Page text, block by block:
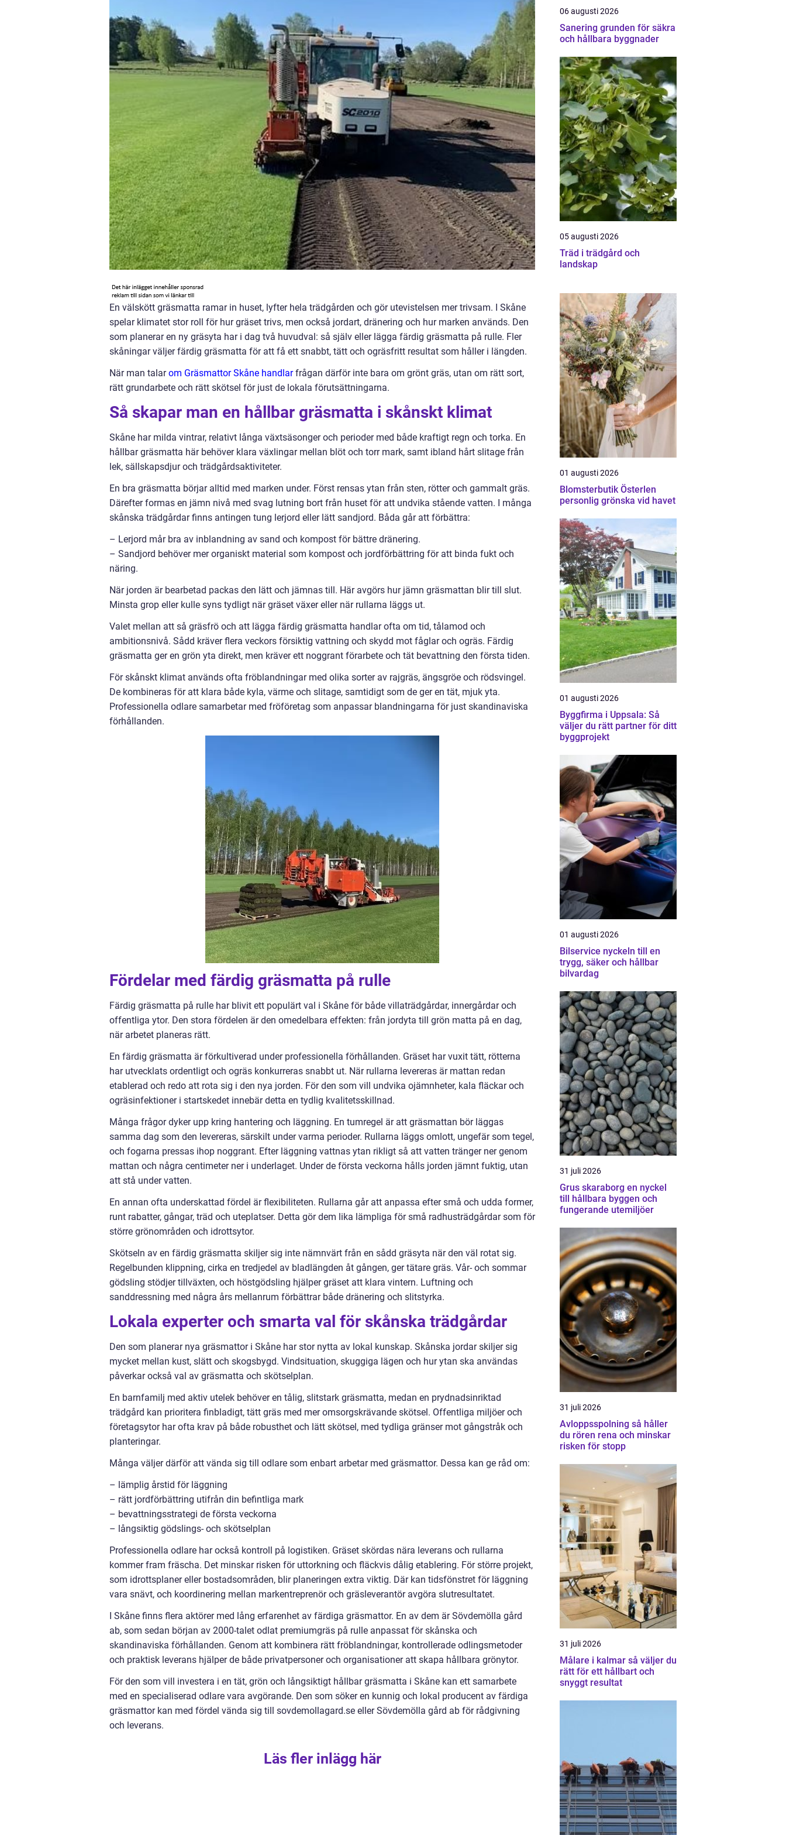
En välskött gräsmatta ramar in huset, lyfter hela trädgården och gör utevistelsen mer trivsam. I Skåne
spelar klimatet stor roll för hur gräset trivs, men också jordart, dränering och hur marken används. Den
som planerar en ny gräsyta har i dag två huvudval: så själv eller lägga färdig gräsmatta på rulle. Fler
skåningar väljer färdig gräsmatta för att få ett snabbt, tätt och ogräsfritt resultat som håller i längden.
När man talarom Gräsmattor Skåne handlarfrågan därför inte bara om grönt gräs, utan om rätt sort,
rätt grundarbete och rätt skötsel för just de lokala förutsättningarna.
Så skapar man en hållbar gräsmatta i skånskt klimat
Skåne har milda vintrar, relativt långa växtsäsonger och perioder med både kraftigt regn och torka. En
hållbar gräsmatta här behöver klara växlingar mellan blöt och torr mark, samt ibland hårt slitage från
lek, sällskapsdjur och trädgårdsaktiviteter.
En bra gräsmatta börjar alltid med marken under. Först rensas ytan från sten, rötter och gammalt gräs.
Därefter formas en jämn nivå med svag lutning bort från huset för att undvika stående vatten. I många
skånska trädgårdar finns antingen tung lerjord eller lätt sandjord. Båda går att förbättra:
– Lerjord mår bra av inblandning av sand och kompost för bättre dränering.
– Sandjord behöver mer organiskt material som kompost och jordförbättring för att binda fukt och
näring.
När jorden är bearbetad packas den lätt och jämnas till. Här avgörs hur jämn gräsmattan blir till slut.
Minsta grop eller kulle syns tydligt när gräset växer eller när rullarna läggs ut.
Valet mellan att så gräsfrö och att lägga färdig gräsmatta handlar ofta om tid, tålamod och
ambitionsnivå. Sådd kräver flera veckors försiktig vattning och skydd mot fåglar och ogräs. Färdig
gräsmatta ger en grön yta direkt, men kräver ett noggrant förarbete och tät bevattning den första tiden.
För skånskt klimat används ofta fröblandningar med olika sorter av rajgräs, ängsgröe och rödsvingel.
De kombineras för att klara både kyla, värme och slitage, samtidigt som de ger en tät, mjuk yta.
Professionella odlare samarbetar med fröföretag som anpassar blandningarna för just skandinaviska
förhållanden.
Fördelar med färdig gräsmatta på rulle
Färdig gräsmatta på rulle har blivit ett populärt val i Skåne för både villaträdgårdar, innergårdar och
offentliga ytor. Den stora fördelen är den omedelbara effekten: från jordyta till grön matta på en dag,
när arbetet planeras rätt.
En färdig gräsmatta är förkultiverad under professionella förhållanden. Gräset har vuxit tätt, rötterna
har utvecklats ordentligt och ogräs konkurreras snabbt ut. När rullarna levereras är mattan redan
etablerad och redo att rota sig i den nya jorden. För den som vill undvika ojämnheter, kala fläckar och
ogräsinfektioner i startskedet innebär detta en tydlig kvalitetsskillnad.
Många frågor dyker upp kring hantering och läggning. En tumregel är att gräsmattan bör läggas
samma dag som den levereras, särskilt under varma perioder. Rullarna läggs omlott, ungefär som tegel,
och fogarna pressas ihop noggrant. Efter läggning vattnas ytan rikligt så att vatten tränger ner genom
mattan och några centimeter ner i underlaget. Under de första veckorna hålls jorden jämnt fuktig, utan
att stå under vatten.
En annan ofta underskattad fördel är flexibiliteten. Rullarna går att anpassa efter små och udda former,
runt rabatter, gångar, träd och uteplatser. Detta gör dem lika lämpliga för små radhusträdgårdar som för
större grönområden och idrottsytor.
Skötseln av en färdig gräsmatta skiljer sig inte nämnvärt från en sådd gräsyta när den väl rotat sig.
Regelbunden klippning, cirka en tredjedel av bladlängden åt gången, ger tätare gräs. Vår- och sommar
gödsling stödjer tillväxten, och höstgödsling hjälper gräset att klara vintern. Luftning och
sanddressning med några års mellanrum förbättrar både dränering och slitstyrka.
Lokala experter och smarta val för skånska trädgårdar
Den som planerar nya gräsmattor i Skåne har stor nytta av lokal kunskap. Skånska jordar skiljer sig
mycket mellan kust, slätt och skogsbygd. Vindsituation, skuggiga lägen och hur ytan ska användas
påverkar också val av gräsmatta och skötselplan.
En barnfamilj med aktiv utelek behöver en tålig, slitstark gräsmatta, medan en prydnadsinriktad
trädgård kan prioritera finbladigt, tätt gräs med mer omsorgskrävande skötsel. Offentliga miljöer och
företagsytor har ofta krav på både robusthet och lätt skötsel, med tydliga gränser mot gångstråk och
planteringar.
Många väljer därför att vända sig till odlare som enbart arbetar med gräsmattor. Dessa kan ge råd om:
– lämplig årstid för läggning
– rätt jordförbättring utifrån din befintliga mark
– bevattningsstrategi de första veckorna
– långsiktig gödslings- och skötselplan
Professionella odlare har också kontroll på logistiken. Gräset skördas nära leverans och rullarna
kommer fram fräscha. Det minskar risken för uttorkning och fläckvis dålig etablering. För större projekt,
som idrottsplaner eller bostadsområden, blir planeringen extra viktig. Där kan tidsfönstret för läggning
vara snävt, och koordinering mellan markentreprenör och gräsleverantör avgöra slutresultatet.
I Skåne finns flera aktörer med lång erfarenhet av färdiga gräsmattor. En av dem är Sövdemölla gård
ab, som sedan början av 2000-talet odlat premiumgräs på rulle anpassat för skånska och
skandinaviska förhållanden. Genom att kombinera rätt fröblandningar, kontrollerade odlingsmetoder
och praktisk leverans hjälper de både privatpersoner och organisationer att skapa hållbara grönytor.
För den som vill investera i en tät, grön och långsiktigt hållbar gräsmatta i Skåne kan ett samarbete
med en specialiserad odlare vara avgörande. Den som söker en kunnig och lokal producent av färdiga
gräsmattor kan med fördel vända sig till sovdemollagard.se eller Sövdemölla gård ab för rådgivning
och leverans.
Läs fler inlägg här
06 augusti 2026
Sanering grunden för säkra
och hållbara byggnader
05 augusti 2026
Träd i trädgård och
landskap
01 augusti 2026
Blomsterbutik Österlen
personlig grönska vid havet
01 augusti 2026
Byggfirma i Uppsala: Så
väljer du rätt partner för ditt
byggprojekt
01 augusti 2026
Bilservice nyckeln till en
trygg, säker och hållbar
bilvardag
31 juli 2026
Grus skaraborg en nyckel
till hållbara byggen och
fungerande utemiljöer
31 juli 2026
Avloppsspolning så håller
du rören rena och minskar
risken för stopp
31 juli 2026
Målare i kalmar så väljer du
rätt för ett hållbart och
snyggt resultat